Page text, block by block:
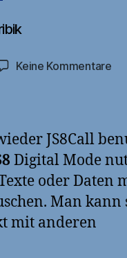
Keine Kommentarezu
JS8Call
Digital Mode
oder Daten
Man kann
mit anderen